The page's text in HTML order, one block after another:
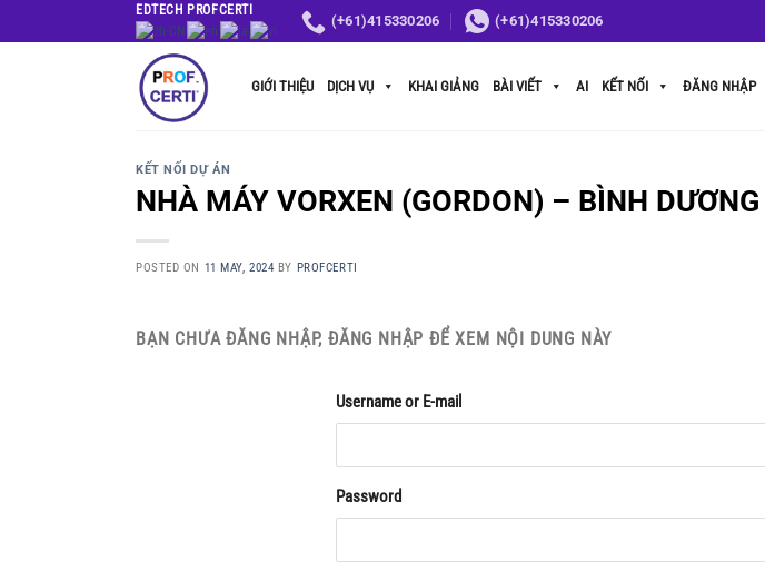
to
EDTECH PROFCERTI
(+61)415330206 (+61)415330206
GIỚI THIỆU DỊCH VỤ KHAI GIẢNG BÀI VIẾT AI KẾT NỐI ĐĂNG NHẬP
KẾT NỐI DỰ ÁN
NHÀ MÁY VORXEN (GORDON) – BÌNH DƯƠNG
POSTED ON 11 MAY, 2024 BY PROFCERTI
BẠN CHƯA ĐĂNG NHẬP, ĐĂNG NHẬP ĐỂ XEM NỘI DUNG NÀY
Username or E-mail
Password